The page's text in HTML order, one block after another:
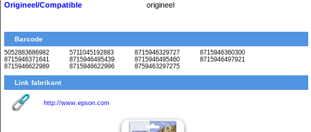
Origineel/Compatible origineel
Barcode
5052883686982 5711045192883 8715946329727
8715946360300
8715946371641
8715946495439 8715946495460
8715946497921
8715946622989
8715946622996 8759463297275
Link fabrikant
http://www.epson.com